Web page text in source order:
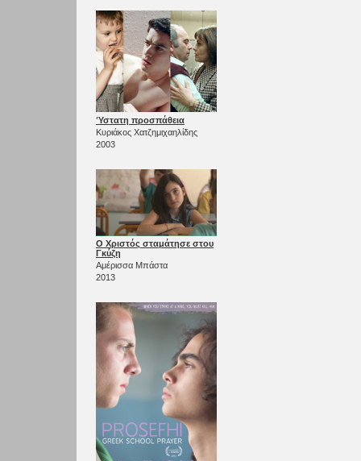
Ύστατη προσπάθεια
Κυριάκος Χατζημιχαηλίδης
2003
Ο Χριστός σταμάτησε στου
Γκύζη
Αμέρισσα Μπάστα
2013